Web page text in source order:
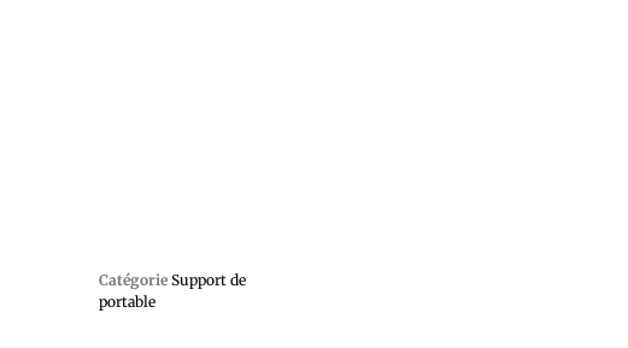
Catégorie Support de
portable